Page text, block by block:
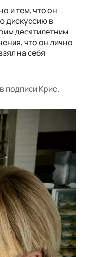
и тем, что он
дискуссию в
десятилетним
что он лично
на себя
подписи Крис.